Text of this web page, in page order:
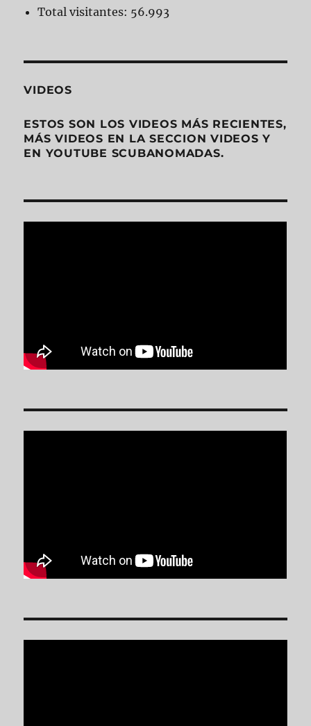
Total visitantes: 56.993
VIDEOS
ESTOS SON LOS VIDEOS MÁS RECIENTES,
MÁS VIDEOS EN LA SECCION VIDEOS Y
EN YOUTUBE SCUBANOMADAS.